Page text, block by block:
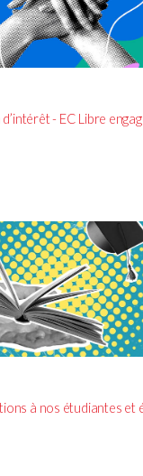
- EC Libre
à nos étudiantes et